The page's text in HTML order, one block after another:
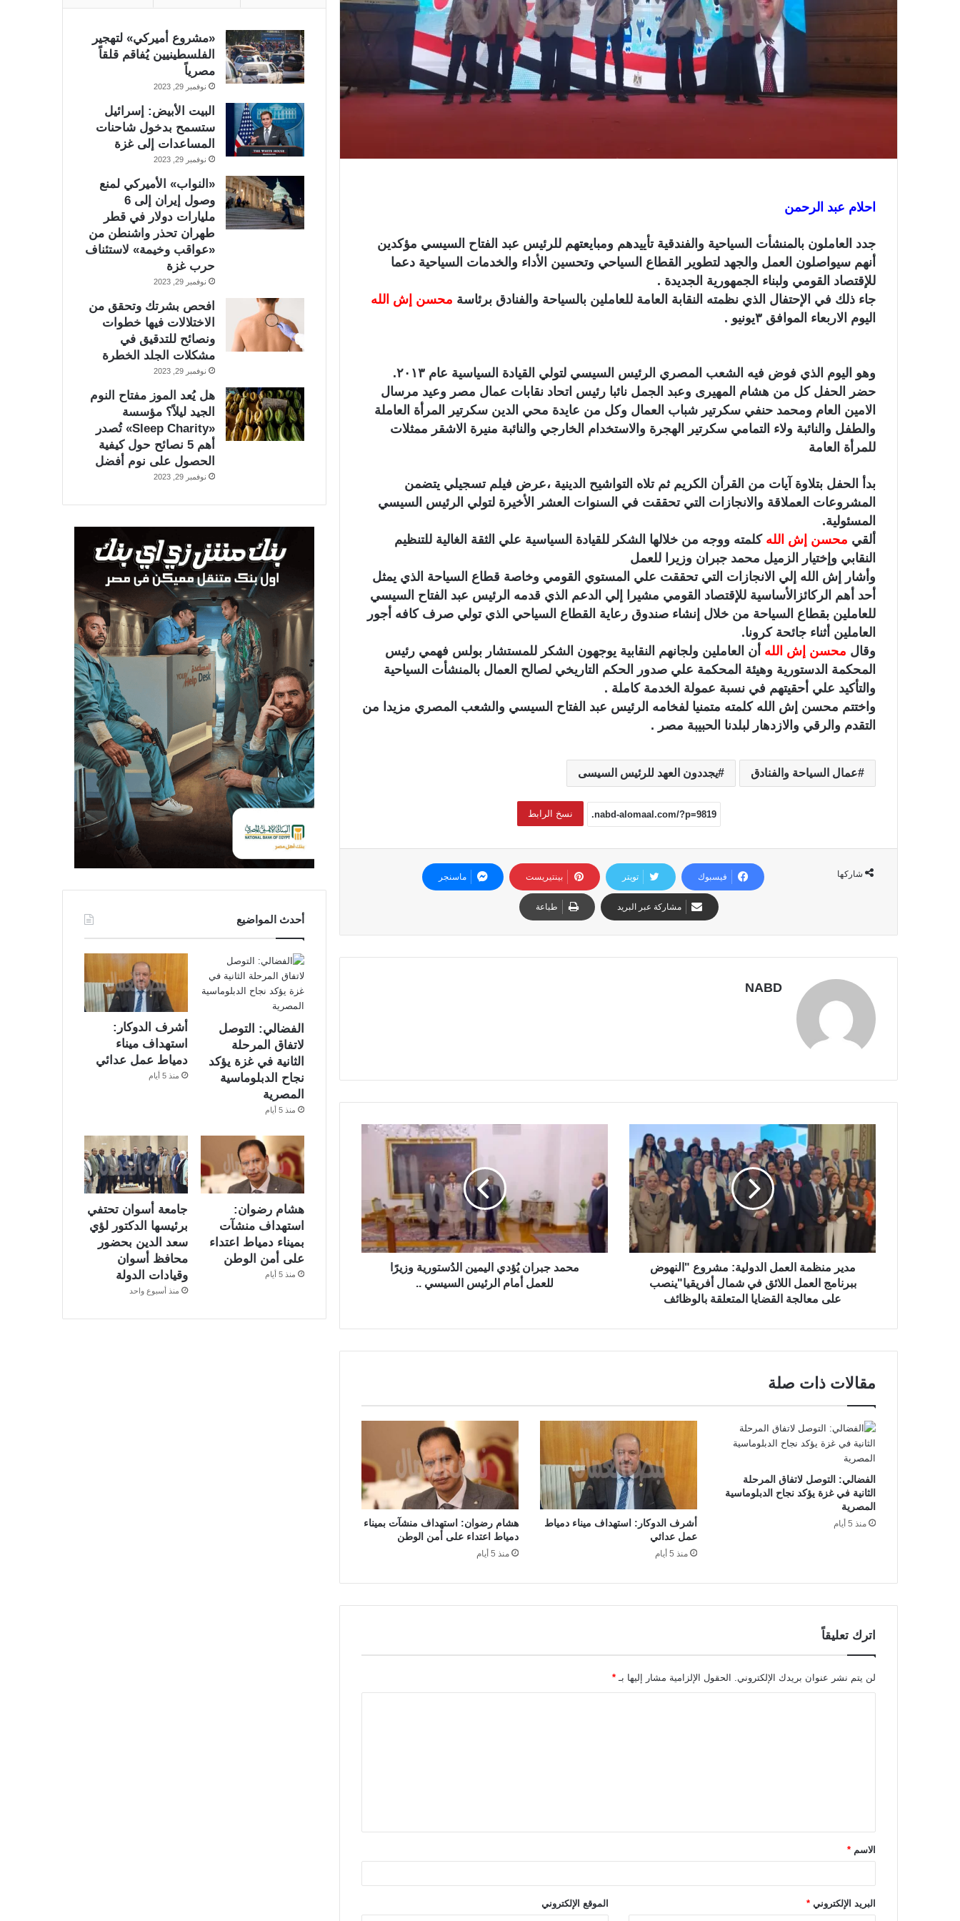
احلام عبد الرحمن
جدد العاملون بالمنشأت السياحية والفندقية تأييدهم ومبايعتهم للرئيس عبد الفتاح السيسي مؤكدين
أنهم سيواصلون العمل والجهد لتطوير القطاع السياحي وتحسين الأداء والخدمات السياحية دعما
للإقتصاد القومي ولبناء الجمهورية الجديدة .
جاء ذلك في الإحتفال الذي نظمته النقابة العامة للعاملين بالسياحة والفنادق برئاسة محسن إش الله
اليوم الاربعاء الموافق ٣يونيو .
وهو اليوم الذي فوض فيه الشعب المصري الرئيس السيسي لتولي القيادة السياسية عام ٢٠١٣.
حضر الحفل كل من هشام المهيرى وعبد الجمل نائبا رئيس اتحاد نقابات عمال مصر وعيد مرسال
الامين العام ومحمد حنفي سكرتير شباب العمال وكل من عايدة محي الدين سكرتير المرأة العاملة
والطفل والنائبة ولاء التمامي سكرتير الهجرة والاستخدام الخارجي والنائبة منيرة الاشقر ممثلات
للمرأة العامة
بدأ الحفل بتلاوة آيات من القرأن الكريم ثم تلاه التواشيح الدينية ،عرض فيلم تسجيلي يتضمن
المشروعات العملاقة والانجازات التي تحققت في السنوات العشر الأخيرة لتولي الرئيس السيسي
المسئولية.
ألقي محسن إش الله كلمته ووجه من خلالها الشكر للقيادة السياسية علي الثقة الغالية للتنظيم
النقابي وإختيار الزميل محمد جبران وزيرا للعمل
وأشار إش الله إلي الانجازات التي تحققت علي المستوي القومي وخاصة قطاع السياحة الذي يمثل
أحد أهم الركائزالأساسية للإقتصاد القومي مشيرا إلي الدعم الذي قدمه الرئيس عبد الفتاح السيسي
للعاملين بقطاع السياحة من خلال إنشاء صندوق رعاية القطاع السياحي الذي تولي صرف كافه أجور
العاملين أثناء جائحة كرونا.
وقال محسن إش الله أن العاملين ولجانهم النقابية يوجهون الشكر للمستشار بولس فهمي رئيس
المحكمة الدستورية وهيئة المحكمة علي صدور الحكم التاريخي لصالح العمال بالمنشأت السياحية
والتأكيد علي أحقيتهم في نسبة عمولة الخدمة كاملة .
واختتم محسن إش الله كلمته متمنيا لفخامه الرئيس عبد الفتاح السيسي والشعب المصري مزيدا من
التقدم والرقي والازدهار لبلدنا الحبيبة مصر .
عمال السياحة والفنادق يجددون العهد للرئيس السيسى
نسخ الرابط
شاركها فيسبوك تويتر بينتيريست ماسنجر
مشاركة عبر البريد طباعة
NABD
مدير منظمة العمل الدولية: مشروع "النهوض
ببرنامج العمل اللائق في شمال أفريقيا"ينصب
على معالجة القضايا المتعلقة بالوظائف
محمد جبران يُؤدي اليمين الدُستورية وزيرًا
للعمل أمام الرئيس السيسي ..
مقالات ذات صلة
الفضالي: التوصل لاتفاق المرحلة
الثانية في غزة يؤكد نجاح الدبلوماسية
المصرية
منذ 5 أيام
أشرف الدوكار: استهداف ميناء دمياط
عمل عدائي
منذ 5 أيام
هشام رضوان: استهداف منشآت بميناء
دمياط اعتداء على أمن الوطن
منذ 5 أيام
اترك تعليقاً
لن يتم نشر عنوان بريدك الإلكتروني. الحقول الإلزامية مشار إليها بـ *
ق
*الاسم *
البريد الإلكتروني * الموقع الإلكتروني
«مشروع أميركي» لتهجير
الفلسطينيين يُفاقم قلقاً
مصرياً
نوفمبر 29, 2023
البيت الأبيض: إسرائيل
ستسمح بدخول شاحنات
المساعدات إلى غزة
نوفمبر 29, 2023
«النواب» الأميركي لمنع
وصول إيران إلى 6
مليارات دولار في قطر
طهران تحذر واشنطن من
«عواقب وخيمة» لاستئناف
حرب غزة
نوفمبر 29, 2023
افحص بشرتك وتحقق من
الاختلالات فيها خطوات
ونصائح للتدقيق في
مشكلات الجلد الخطرة
نوفمبر 29, 2023
هل يُعد الموز مفتاح النوم
الجيد ليلاً؟ مؤسسة
«Sleep Charity» تُصدر
أهم 5 نصائح حول كيفية
الحصول على نوم أفضل
نوفمبر 29, 2023
أحدث المواضيع
الفضالي: التوصل
لاتفاق المرحلة
الثانية في غزة يؤكد
نجاح الدبلوماسية
المصرية
منذ 5 أيام
أشرف الدوكار:
استهداف ميناء
دمياط عمل عدائي
منذ 5 أيام
هشام رضوان:
استهداف منشآت
بميناء دمياط اعتداء
على أمن الوطن
منذ 5 أيام
جامعة أسوان تحتفي
برئيسها الدكتور لؤي
سعد الدين بحضور
محافظ أسوان
وقيادات الدولة
منذ أسبوع واحد